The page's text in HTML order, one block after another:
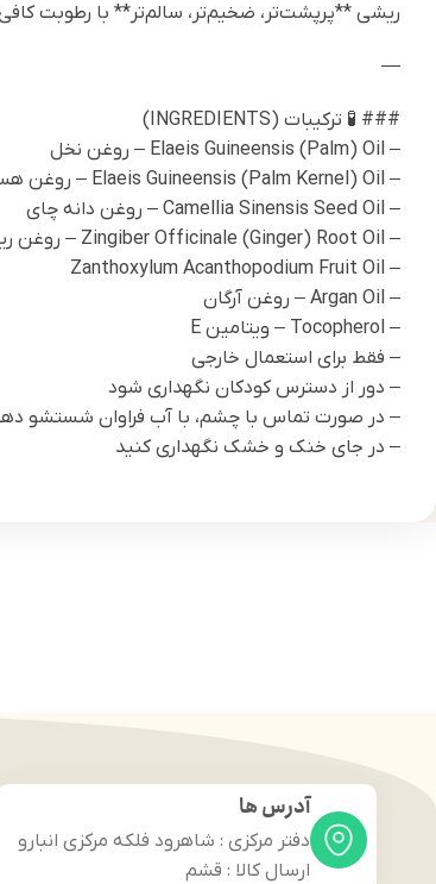
ریشی **پرپشت‌تر، ضخیم‌تر، سالم‌تر** با رطوبت
—
### 🧪 ترکیبات (INGREDIENTS)
– Elaeis Guineensis (Palm) Oil – روغن نخل
– Elaeis Guineensis (Palm Kernel) Oil – روغن هسته نخل
– Camellia Sinensis Seed Oil – روغن دانه چای
– Zingiber Officinale (Ginger) Root Oil – روغن ریشه زنجبیل
– Zanthoxylum Acanthopodium Fruit Oil
– Argan Oil – روغن آرگان
– Tocopherol – ویتامین E
– فقط برای استعمال خارجی
– دور از دسترس کودکان نگهداری شود
– در صورت تماس با چشم، با آب فراوان شستشو
– در جای خنک و خشک نگهداری کنید
آدرس ها
دفتر مرکزی : شاهرود فلکه مرکزی انبارو
ارسال کالا : قشم